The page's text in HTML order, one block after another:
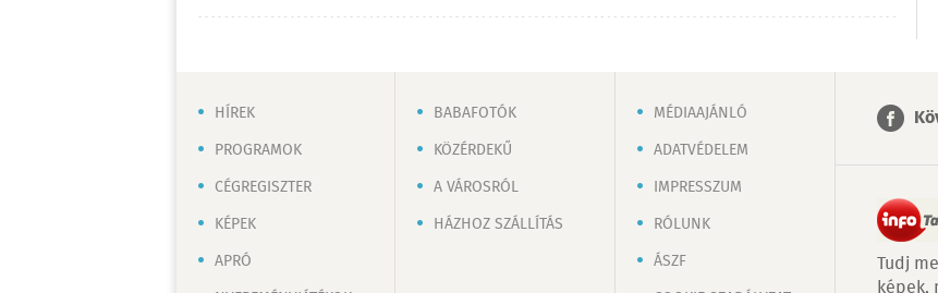
HÍREK
PROGRAMOK
CÉGREGISZTER
KÉPEK
APRÓ
BABAFOTÓK
KÖZÉRDEKŰ
A VÁROSRÓL
HÁZHOZ SZÁLLÍTÁS
MÉDIAAJÁNLÓ
ADATVÉDELEM
IMPRESSZUM
RÓLUNK
ÁSZF
Tudj